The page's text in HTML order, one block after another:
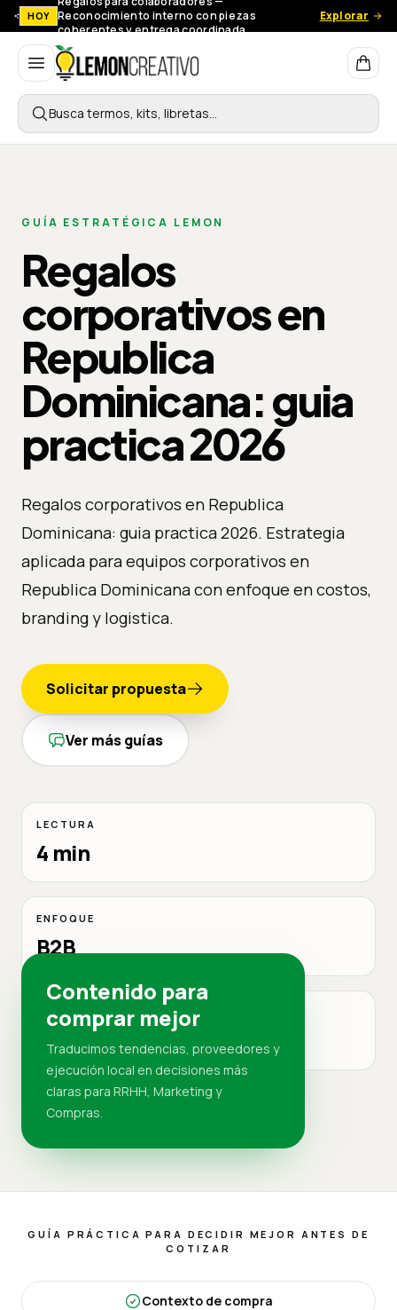
HOY
Reconocimiento interno con piezas
coherentes y entrega coordinada.
Explorar
Lemon Creativo
Busca termos, kits, libretas…
GUÍA ESTRATÉGICA LEMON
Regalos
corporativos en
Republica
Dominicana: guia
practica 2026
Regalos corporativos en Republica
Dominicana: guia practica 2026. Estrategia
aplicada para equipos corporativos en
Republica Dominicana con enfoque en costos,
branding y logistica.
Solicitar propuesta
Ver más guías
LECTURA
4 min
ENFOQUE
B2B
MERCADO
RD
Contenido para
comprar mejor
Traducimos tendencias, proveedores y
ejecución local en decisiones más
claras para RRHH, Marketing y
Compras.
GUÍA PRÁCTICA PARA DECIDIR MEJOR ANTES DE
COTIZAR
Contexto de compra